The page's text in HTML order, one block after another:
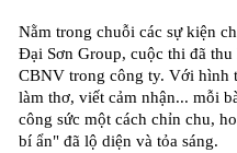
Nằm trong chuỗi các sự kiện
Đại Sơn Group, cuộc thi đã thu
CBNV trong công ty. Với hình
làm thơ, viết cảm nhận... mỗi
công sức một cách chỉn chu,
bí ẩn" đã lộ diện và tỏa sáng.